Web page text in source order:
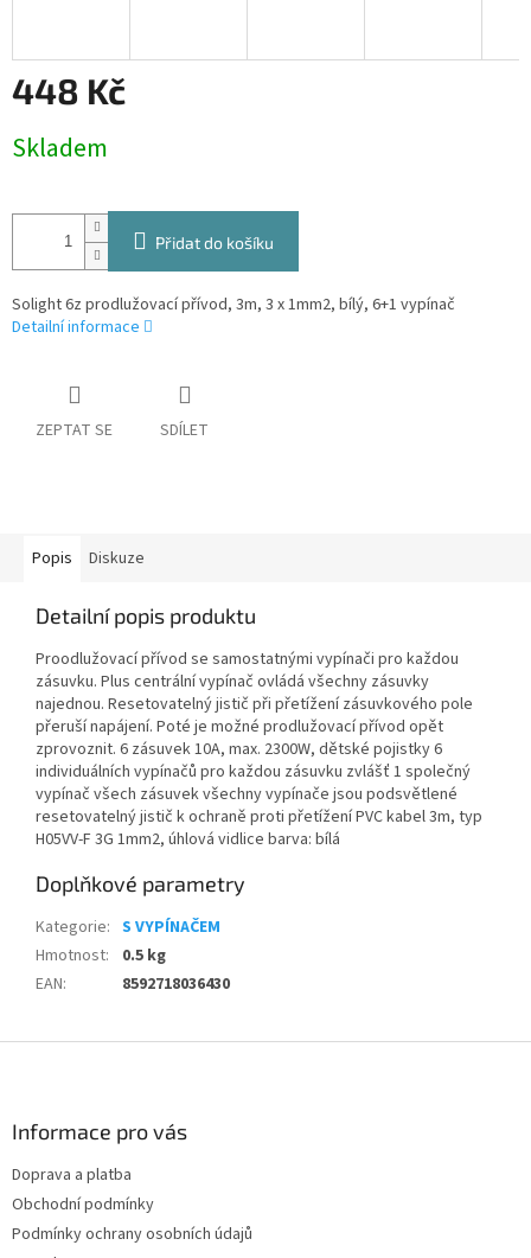
448 Kč
cena:
Skladem
Přidat do košíku
Solight 6z prodlužovací přívod, 3m, 3 x 1mm2, bílý, 6+1 vypínač
Detailní informace
ZEPTAT SE SDÍLET
Popis Diskuze
Detailní popis produktu
Proodlužovací přívod se samostatnými vypínači pro každou
zásuvku. Plus centrální vypínač ovládá všechny zásuvky
najednou. Resetovatelný jistič při přetížení zásuvkového pole
přeruší napájení. Poté je možné prodlužovací přívod opět
zprovoznit. 6 zásuvek 10A, max. 2300W, dětské pojistky 6
individuálních vypínačů pro každou zásuvku zvlášť 1 společný
vypínač všech zásuvek všechny vypínače jsou podsvětlené
resetovatelný jistič k ochraně proti přetížení PVC kabel 3m, typ
H05VV-F 3G 1mm2, úhlová vidlice barva: bílá
Doplňkové parametry
Kategorie: S VYPÍNAČEM
Hmotnost:
0.5 kg
EAN: 8592718036430
Informace pro vás
Doprava a platba
Obchodní podmínky
Podmínky ochrany osobních údajů